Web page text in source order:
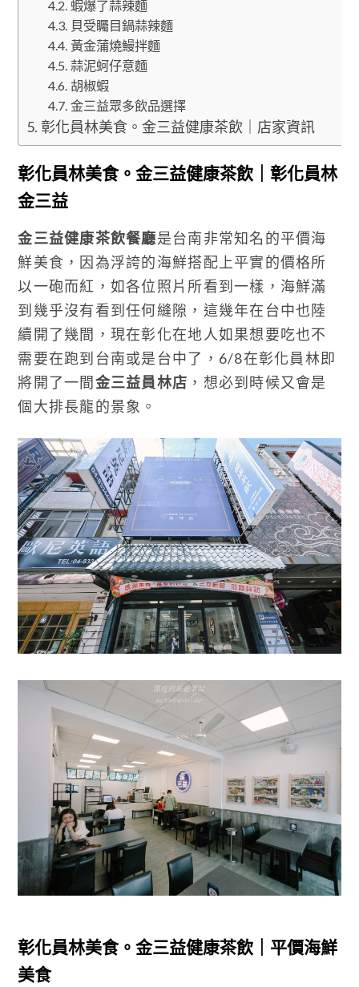
蝦爆了蒜辣麵
貝受矚目鍋蒜辣麵
黃金蒲燒鰻拌麵
蒜泥蚵仔意麵
胡椒蝦
金三益眾多飲品選擇
彰化員林美食。金三益健康茶飲｜店家資訊
彰化員林美食。金三益健康茶飲｜彰化員林
金三益
金三益健康茶飲餐廳是台南非常知名的平價海
鮮美食，因為浮誇的海鮮搭配上平實的價格所
以一砲而紅，如各位照片所看到一樣，海鮮滿
到幾乎沒有看到任何縫隙，這幾年在台中也陸
續開了幾間，現在彰化在地人如果想要吃也不
需要在跑到台南或是台中了，6/8在彰化員林即
將開了一間 金三益員林店 ，想必到時候又會是
個大排長龍的景象。
彰化員林美食。金三益健康茶飲｜平價海鮮
美食